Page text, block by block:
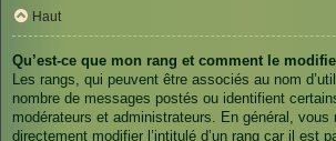
Haut
Qu’est-ce que mon rang et comment le
Les rangs, qui peuvent être associés au nom
nombre de messages postés ou identifient
modérateurs et administrateurs. En général, vous
directement modifier l’intitulé d’un rang car il est